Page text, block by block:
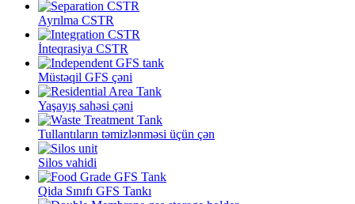
Ayrılma CSTR
İnteqrasiya CSTR
Müstəqil GFS çəni
Yaşayış sahəsi çəni
Tullantıların təmizlənməsi üçün çən
Silos vahidi
Qida Sınıfı GFS Tankı